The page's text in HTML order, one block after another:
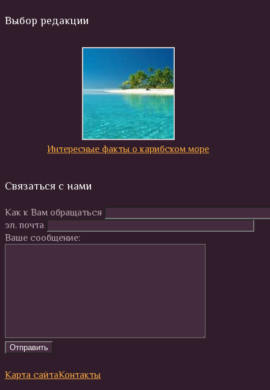
Выбор редакции
Интересные факты о карибском море
Связаться с нами
Как к Вам обращаться
эл. почта
Ваше сообщение:
Карта сайтаКонтакты